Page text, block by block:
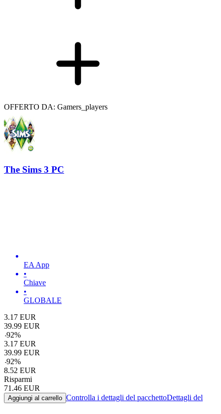
OFFERTO DA: Gamers_players
The Sims 3 PC
EA App
•
Chiave
•
GLOBALE
3.17 EUR
39.99 EUR
-92%
3.17 EUR
39.99 EUR
-92%
8.52 EUR
Risparmi
71.46 EUR
Aggiungi al carrello Controlla i dettagli del pacchettoDettagli del